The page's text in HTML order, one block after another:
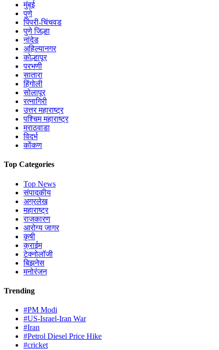
मुंबई
पुणे
पिंपरी-चिंचवड
पुणे जिल्हा
नांदेड
अहिल्यानगर
कोल्हापूर
परभणी
सातारा
हिंगोली
सोलापूर
रत्नागिरी
उत्तर महाराष्ट्र
पश्चिम महाराष्ट्र
मराठवाडा
विदर्भ
कोंकण
Top Categories
Top News
संपादकीय
अग्रलेख
महाराष्ट्र
राजकारण
आरोग्य जागर
कृषी
क्राईम
टेक्नोलॉजी
बिझनेस
मनोरंजन
Trending
#PM Modi
#US-Israel-Iran War
#Iran
#Petrol Diesel Price Hike
#cricket